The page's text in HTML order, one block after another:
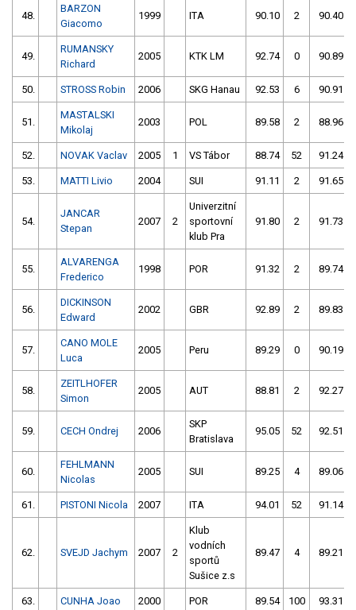
48.
BARZON
Giacomo
1999 ITA 90.10 2 90.40
49.
RUMANSKY
Richard
2005 KTK LM 92.74 0 90.89
50. STROSS Robin 2006 SKG Hanau 92.53 6 90.91
51.
MASTALSKI
Mikolaj
2003 POL 89.58 2 88.96
52. NOVAK Vaclav 2005 1 VS Tábor 88.74 52 91.24
53. MATTI Livio 2004 SUI 91.11 2 91.65
54.
JANCAR
Stepan
2007 2
Univerzitní
sportovní
klub Pra
91.80 2 91.73
55.
ALVARENGA
Frederico
1998 POR 91.32 2 89.74
56.
DICKINSON
Edward
2002 GBR 92.89 2 89.83
57.
CANO MOLE
Luca
2005 Peru 89.29 0 90.19
58.
ZEITLHOFER
Simon
2005 AUT 88.81 2 92.27
59. CECH Ondrej 2006
SKP
Bratislava
95.05 52 92.51
60.
FEHLMANN
Nicolas
2005 SUI 89.25 4 89.06
61. PISTONI Nicola 2007 ITA 94.01 52 91.14
62. SVEJD Jachym 2007 2
Klub
vodních
sportů
Sušice z.s
89.47 4 89.21
63. CUNHA Joao 2000 POR 89.54 100 93.31